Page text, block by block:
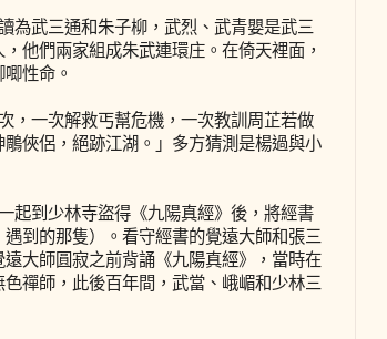
為武三通和朱子柳，武烈、武青嬰是武三
他們兩家組成朱武連環庄。在倚天裡面，
性命。
一次解救丐幫危機，一次教訓周芷若做
俠侶，絕跡江湖。」多方猜測是楊過與小
起到少林寺盜得《九陽真經》後，將經書
到的那隻）。看守經書的覺遠大師和張三
大師圓寂之前背誦《九陽真經》，當時在
禪師，此後百年間，武當、峨嵋和少林三